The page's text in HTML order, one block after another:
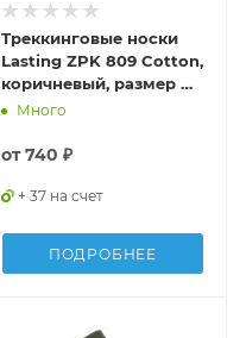
Треккинговые носки
Lasting ZPK 809 Cotton,
коричневый, размер M ,
ZPK809M
Много
от740 ₽
+ 37 на счет
ПОДРОБНЕЕ